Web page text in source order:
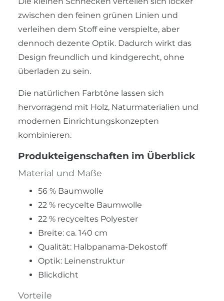
zwischen den feinen grünen Linien und
verleihen dem Stoff eine verspielte, aber
dennoch dezente Optik. Dadurch wirkt das
Design freundlich und kindgerecht, ohne
überladen zu sein.
Die natürlichen Farbtöne lassen sich
hervorragend mit Holz, Naturmaterialien und
modernen Einrichtungskonzepten
kombinieren.
Produkteigenschaften im Überblick
Material und Maße
56 % Baumwolle
22 % recycelte Baumwolle
22 % recyceltes Polyester
Breite: ca. 140 cm
Qualität: Halbpanama-Dekostoff
Optik: Leinenstruktur
Blickdicht
Vorteile